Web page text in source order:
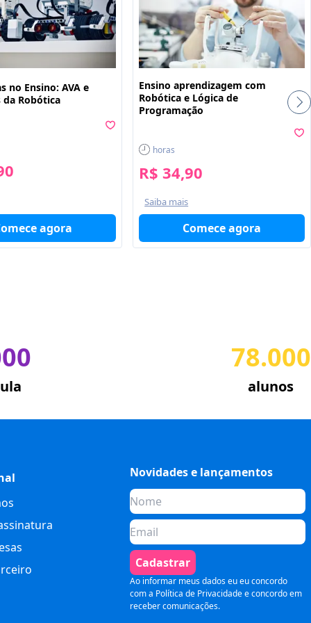
no Ensino: AVA e
da Robótica
agora
Ensino aprendizagem com
Robótica e Lógica de
Programação
horas
R$ 34,90
Saiba mais
Comece agora
78.000
alunos
Novidades e lançamentos
Cadastrar
Ao informar meus dados eu eu concordo
com a Política de Privacidadee concordo em
receber comunicações.